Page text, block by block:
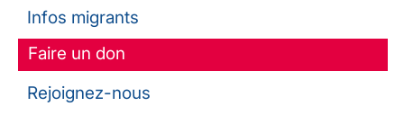
Infos migrants
Faire un don
Rejoignez-nous